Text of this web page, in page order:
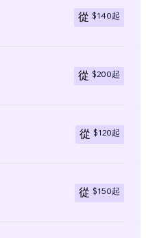
從 $140起
從 $200起
從 $120起
從 $150起